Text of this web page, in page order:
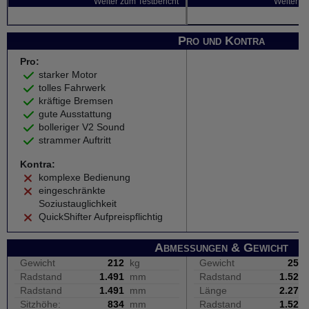
Pro und Kontra
Pro:
starker Motor
tolles Fahrwerk
kräftige Bremsen
gute Ausstattung
bolleriger V2 Sound
strammer Auftritt
Kontra:
komplexe Bedienung
eingeschränkte
Soziustauglichkeit
QuickShifter Aufpreispflichtig
Abmessungen & Gewicht
Gewicht 212
kg
Radstand
1.491
mm
Radstand
1.491
mm
Sitzhöhe:
834 mm
Gewicht
257
Radstand
1.520
Länge
2.270
Radstand
1.520